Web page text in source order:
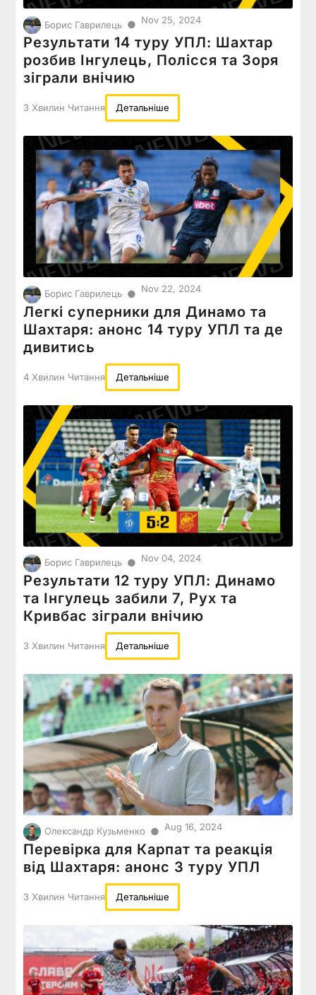
Борис Гаврилець ● Nov 25, 2024
Результати 14 туру УПЛ: Шахтар
розбив Інгулець, Полісся та Зоря
зіграли внічию
3 Хвилин Читання Детальніше
Борис Гаврилець ● Nov 22, 2024
Легкі суперники для Динамо та
Шахтаря: анонс 14 туру УПЛ та де
дивитись
4 Хвилин Читання Детальніше
Борис Гаврилець ● Nov 04, 2024
Результати 12 туру УПЛ: Динамо
та Інгулець забили 7, Рух та
Кривбас зіграли внічию
3 Хвилин Читання Детальніше
Олександр Кузьменко ● Aug 16, 2024
Перевірка для Карпат та реакція
від Шахтаря: анонс 3 туру УПЛ
3 Хвилин Читання Детальніше